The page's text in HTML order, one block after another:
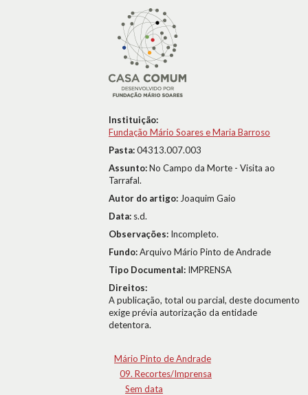
Instituição:
Fundação Mário Soares e Maria Barroso
Pasta:04313.007.003
Assunto:No Campo da Morte - Visita ao
Tarrafal.
Autor do artigo: Joaquim Gaio
Data: s.d.
Observações: Incompleto.
Fundo:Arquivo Mário Pinto de Andrade
Tipo Documental: IMPRENSA
Direitos:
A publicação, total ou parcial, deste documento
exige prévia autorização da entidade
detentora.
Mário Pinto de Andrade
09. Recortes/Imprensa
Sem data